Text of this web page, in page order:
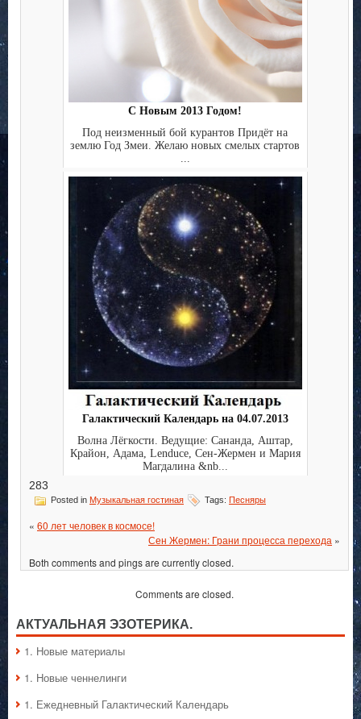
С Новым 2013 Годом!
Под неизменный бой курантов Придёт на
землю Год Змеи. Желаю новых смелых стартов
Галактический Календарь на 04.07.2013
Волна Лёгкости. Ведущие: Сананда, Аштар,
Крайон, Адама, Lenduce, Сен-Жермен и Мария
Магдалина &nb...
283
Posted in Музыкальная гостиная Tags: Песняры
« 60 лет человек в космосе!
Сен Жермен: Грани процесса перехода »
Both comments and pings are currently closed.
Comments are closed.
АКТУАЛЬНАЯ ЭЗОТЕРИКА.
1. Hовые материалы
1. Hовые ченнелинги
1. Ежедневный Галактический Календарь